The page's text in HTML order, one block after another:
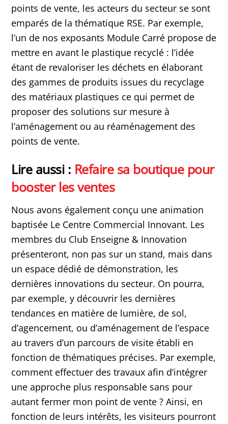
points de vente, les acteurs du secteur se sont
emparés de la thématique RSE. Par exemple,
l’un de nos exposants Module Carré propose de
mettre en avant le plastique recyclé : l’idée
étant de revaloriser les déchets en élaborant
des gammes de produits issues du recyclage
des matériaux plastiques ce qui permet de
proposer des solutions sur mesure à
l’aménagement ou au réaménagement des
points de vente.
Lire aussi : Refaire sa boutique pour
booster les ventes
Nous avons également conçu une animation
baptisée Le Centre Commercial Innovant. Les
membres du Club Enseigne & Innovation
présenteront, non pas sur un stand, mais dans
un espace dédié de démonstration, les
dernières innovations du secteur. On pourra,
par exemple, y découvrir les dernières
tendances en matière de lumière, de sol,
d’agencement, ou d’aménagement de l’espace
au travers d’un parcours de visite établi en
fonction de thématiques précises. Par exemple,
comment effectuer des travaux afin d’intégrer
une approche plus responsable sans pour
autant fermer mon point de vente ? Ainsi, en
fonction de leurs intérêts, les visiteurs pourront